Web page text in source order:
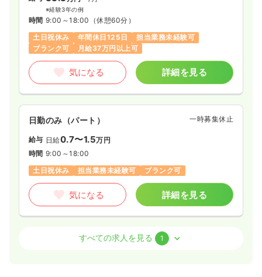
ブランク可
時給1,800円以上可
気になる 詳細を見る
訪問看護 正看護師 クリニック
給与 時給2,500円
時給2,500円以上可
気になる 詳細を見る
※経験3年の例
時間 9:00～18:00 （休憩60分）
土日祝休み
年間休日125日
担当業務未経験可
ブランク可
月給37万円以上可
気になる 詳細を見る
日勤のみ（パート） 一時募集休止
給与 日給0.7〜1.5万円
時間 9:00～18:00
土日祝休み
担当業務未経験可 ブランク可
気になる 詳細を見る
正・准看護師
すべての求人を見る 1